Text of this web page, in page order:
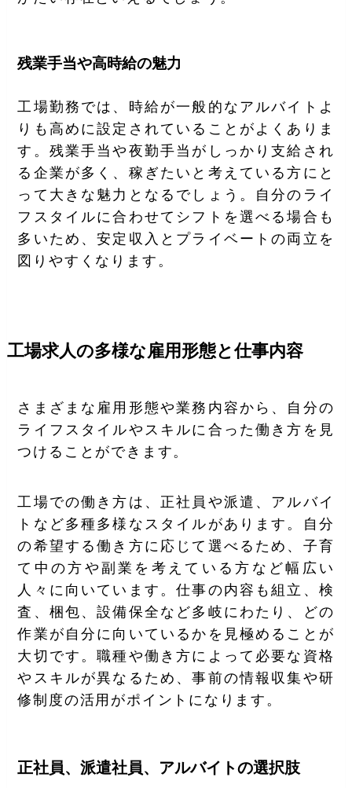
残業手当や高時給の魅力
工場勤務では、時給が一般的なアルバイトよ
りも高めに設定されていることがよくありま
す。残業手当や夜勤手当がしっかり支給され
る企業が多く、稼ぎたいと考えている方にと
って大きな魅力となるでしょう。自分のライ
フスタイルに合わせてシフトを選べる場合も
多いため、安定収入とプライベートの両立を
図りやすくなります。
工場求人の多様な雇用形態と仕事内容
さまざまな雇用形態や業務内容から、自分の
ライフスタイルやスキルに合った働き方を見
つけることができます。
工場での働き方は、正社員や派遣、アルバイ
トなど多種多様なスタイルがあります。自分
の希望する働き方に応じて選べるため、子育
て中の方や副業を考えている方など幅広い
人々に向いています。仕事の内容も組立、検
査、梱包、設備保全など多岐にわたり、どの
作業が自分に向いているかを見極めることが
大切です。職種や働き方によって必要な資格
やスキルが異なるため、事前の情報収集や研
修制度の活用がポイントになります。
正社員、派遣社員、アルバイトの選択肢